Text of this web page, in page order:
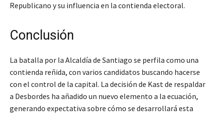
Republicano y su influencia en la contienda electoral.
Conclusión
La batalla por la Alcaldía de Santiago se perfila como una
contienda reñida, con varios candidatos buscando hacerse
con el control de la capital. La decisión de Kast de respaldar
a Desbordes ha añadido un nuevo elemento a la ecuación,
generando expectativa sobre cómo se desarrollará esta